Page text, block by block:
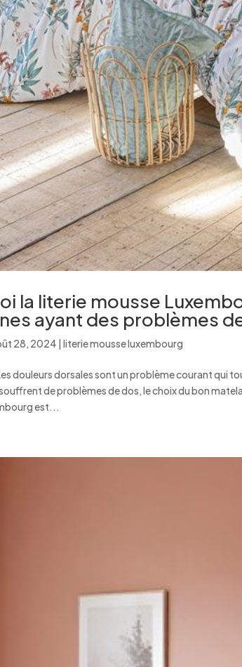
la literie mousse
ayant des problèmes
28, 2024 |literie mousse luxembourg
douleurs dorsales sont un problème courant qui
de problèmes de dos, le choix du bon
est...